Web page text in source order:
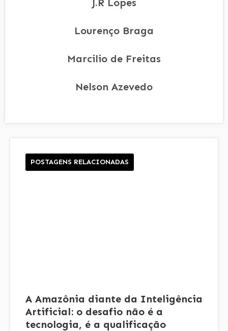
J.R Lopes
Lourenço Braga
Marcilio de Freitas
Nelson Azevedo
POSTAGENS RELACIONADAS
A Amazônia diante da Inteligência
Artificial: o desafio não é a
tecnologia, é a qualificação